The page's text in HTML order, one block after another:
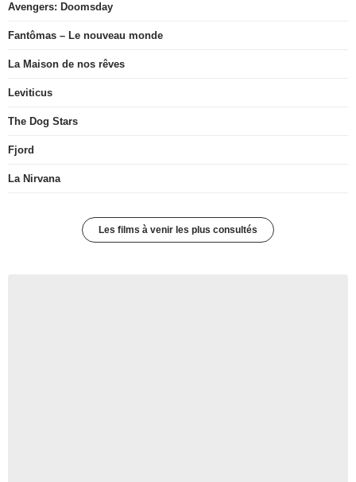
Avengers: Doomsday
Fantômas – Le nouveau monde
La Maison de nos rêves
Leviticus
The Dog Stars
Fjord
La Nirvana
Les films à venir les plus consultés